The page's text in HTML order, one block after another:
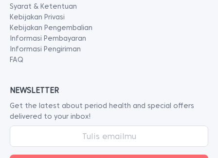
Syarat & Ketentuan
Kebijakan Privasi
Kebijakan Pengembalian
Informasi Pembayaran
Informasi Pengiriman
FAQ
NEWSLETTER
Get the latest about period health and special offers
delivered to your inbox!